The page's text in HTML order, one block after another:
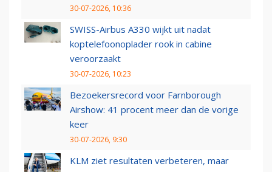
30-07-2026, 10:36
SWISS-Airbus A330 wijkt uit nadat
koptelefoonoplader rook in cabine
veroorzaakt
30-07-2026, 10:23
Bezoekersrecord voor Farnborough
Airshow: 41 procent meer dan de vorige
keer
30-07-2026, 9:30
KLM ziet resultaten verbeteren, maar